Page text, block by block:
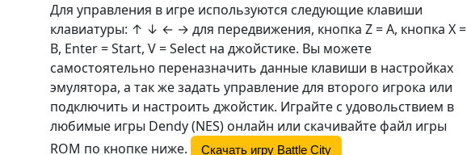
Для управления в игре используются следующие клавиши
клавиатуры: ↑ ↓ ← → для передвижения, кнопка Z =A, кнопка X =
B, Enter = Start, V = Select на джойстике. Вы можете
самостоятельно переназначить данные клавиши в настройках
эмулятора, а так же задать управление для второго игрока или
подключить и настроить джойстик. Играйте с удовольствием в
любимые игры Dendy (NES) онлайн или скачивайте файл игры
ROM по кнопке ниже.
Скачать игру Battle City